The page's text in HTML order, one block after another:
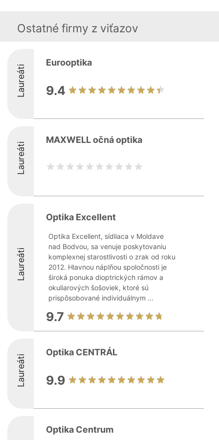
Ostatné firmy z viťazov
Laureáti
Eurooptika
9.4
Laureáti
MAXWELL očná optika
Laureáti
Optika Excellent
Optika Excellent, sídliaca v Moldave
nad Bodvou, sa venuje poskytovaniu
komplexnej starostlivosti o zrak od roku
2012. Hlavnou náplňou spoločnosti je
široká ponuka dioptrických rámov a
okuliarových šošoviek, ktoré sú
prispôsobované individuálnym ...
9.7
Laureáti
Optika CENTRÁL
9.9
Optika Centrum